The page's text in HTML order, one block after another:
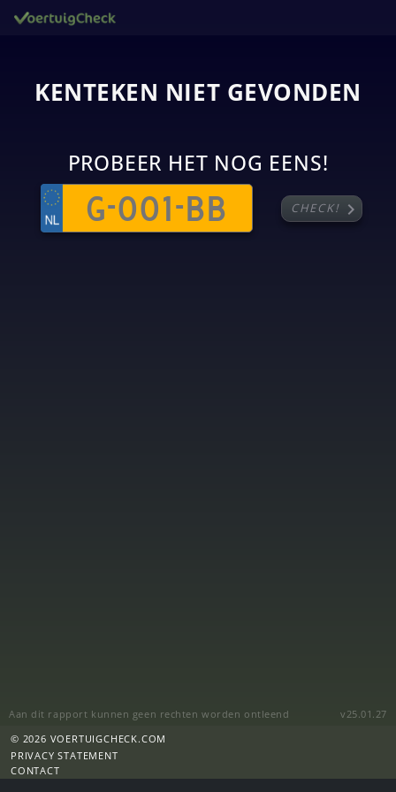
KENTEKEN NIET GEVONDEN
PROBEER HET NOG EENS!
CHECK! chevron_right
Aan dit rapport kunnen geen rechten worden ontleend
v25.01.27
© 2026 VOERTUIGCHECK.COM
PRIVACY STATEMENT
CONTACT